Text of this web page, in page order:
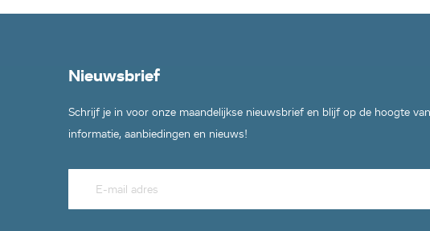
Nieuwsbrief
Schrijf je in voor onze maandelijkse nieuwsbrief en blijf op de hoogte
informatie, aanbiedingen en nieuws!